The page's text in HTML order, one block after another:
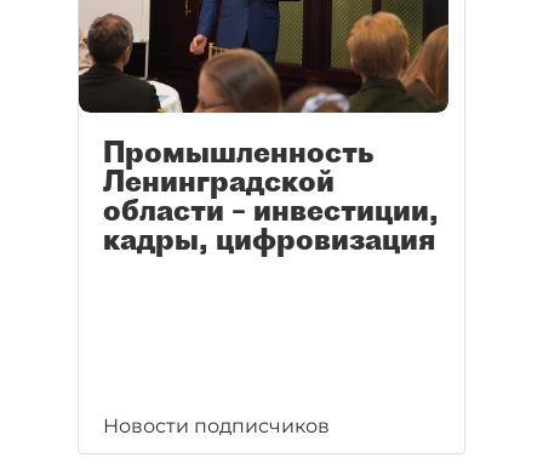
Промышленность
Ленинградской
области – инвестиции,
кадры, цифровизация
Новости подписчиков